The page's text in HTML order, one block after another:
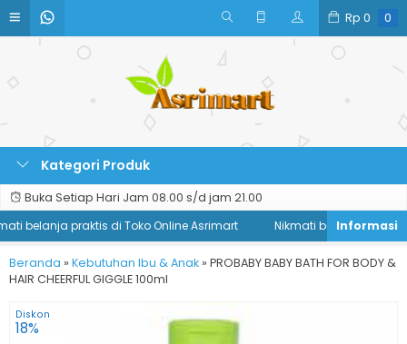
Rp 0 0
Kategori Produk
Buka Setiap Hari Jam 08.00 s/d jam 21.00
belanja praktis di Toko Online Asrimart
Nikmati belanja praktis
Beranda » Kebutuhan Ibu & Anak » PROBABY BABY BATH FOR BODY &
HAIR CHEERFUL GIGGLE 100ml
Diskon
18%